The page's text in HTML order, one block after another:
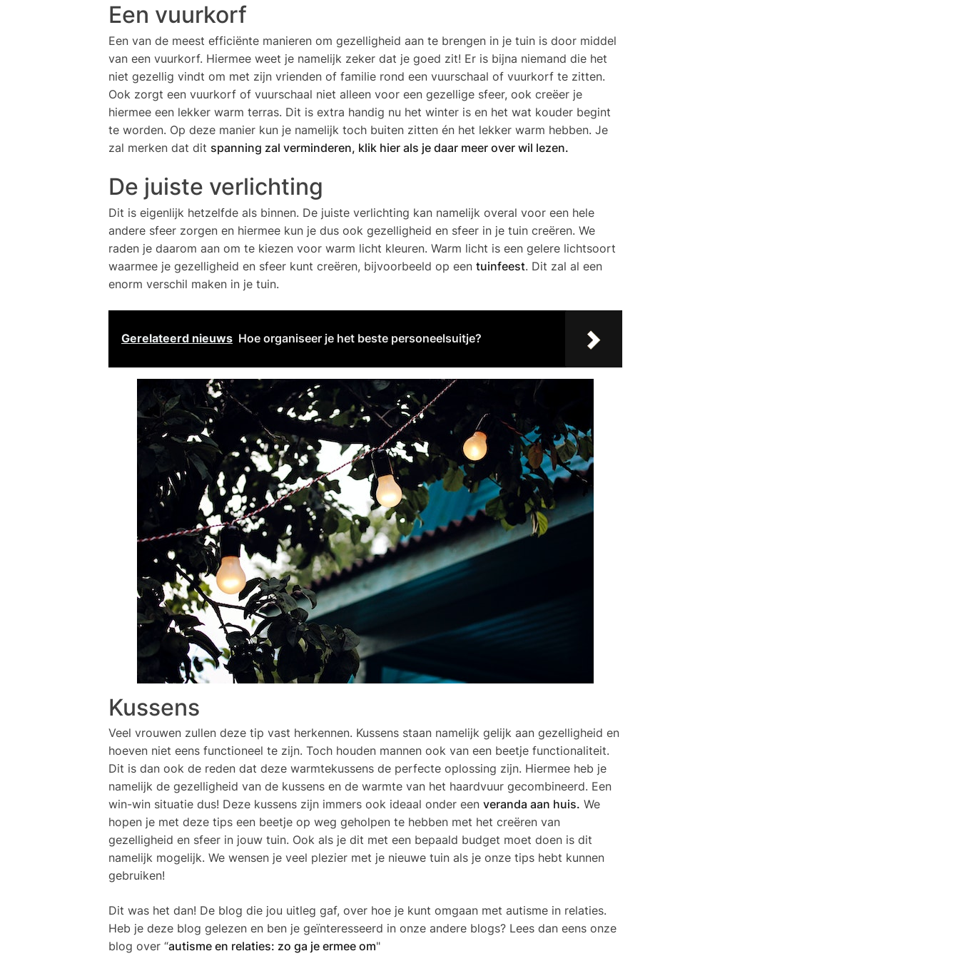
Een vuurkorf
Een van de meest efficiënte manieren om gezelligheid aan te brengen in je tuin is door middel
van een vuurkorf. Hiermee weet je namelijk zeker dat je goed zit! Er is bijna niemand die het
niet gezellig vindt om met zijn vrienden of familie rond een vuurschaal of vuurkorf te zitten.
Ook zorgt een vuurkorf of vuurschaal niet alleen voor een gezellige sfeer, ook creëer je
hiermee een lekker warm terras. Dit is extra handig nu het winter is en het wat kouder begint
te worden. Op deze manier kun je namelijk toch buiten zitten én het lekker warm hebben. Je
zal merken dat dit spanning zal verminderen, klik hier als je daar meer over wil lezen.
De juiste verlichting
Dit is eigenlijk hetzelfde als binnen. De juiste verlichting kan namelijk overal voor een hele
andere sfeer zorgen en hiermee kun je dus ook gezelligheid en sfeer in je tuin creëren. We
raden je daarom aan om te kiezen voor warm licht kleuren. Warm licht is een gelere lichtsoort
waarmee je gezelligheid en sfeer kunt creëren, bijvoorbeeld op een tuinfeest. Dit zal al een
enorm verschil maken in je tuin.
Gerelateerd nieuws Hoe organiseer je het beste personeelsuitje?
Kussens
Veel vrouwen zullen deze tip vast herkennen. Kussens staan namelijk gelijk aan gezelligheid en
hoeven niet eens functioneel te zijn. Toch houden mannen ook van een beetje functionaliteit.
Dit is dan ook de reden dat deze warmtekussens de perfecte oplossing zijn. Hiermee heb je
namelijk de gezelligheid van de kussens en de warmte van het haardvuur gecombineerd. Een
win-win situatie dus! Deze kussens zijn immers ook ideaal onder een veranda aan huis. We
hopen je met deze tips een beetje op weg geholpen te hebben met het creëren van
gezelligheid en sfeer in jouw tuin. Ook als je dit met een bepaald budget moet doen is dit
namelijk mogelijk. We wensen je veel plezier met je nieuwe tuin als je onze tips hebt kunnen
gebruiken!
Dit was het dan! De blog die jou uitleg gaf, over hoe je kunt omgaan met autisme in relaties.
Heb je deze blog gelezen en ben je geïnteresseerd in onze andere blogs? Lees dan eens onze
blog over “autisme en relaties: zo ga je ermee om"